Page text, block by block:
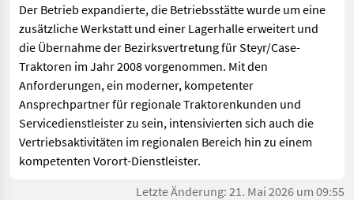
Der Betrieb expandierte, die Betriebsstätte wurde um eine
zusätzliche Werkstatt und einer Lagerhalle erweitert und
die Übernahme der Bezirksvertretung für Steyr/Case-
Traktoren im Jahr 2008 vorgenommen. Mit den
Anforderungen, ein moderner, kompetenter
Ansprechpartner für regionale Traktorenkunden und
Servicedienstleister zu sein, intensivierten sich auch die
Vertriebsaktivitäten im regionalen Bereich hin zu einem
kompetenten Vorort-Dienstleister.
Letzte Änderung: 21. Mai 2026 um 09:55